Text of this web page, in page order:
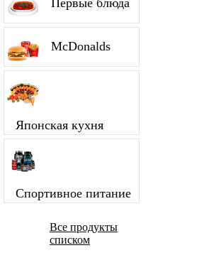
Первые блюда
McDonalds
Японская кухня
Спортивное питание
Все продукты
списком